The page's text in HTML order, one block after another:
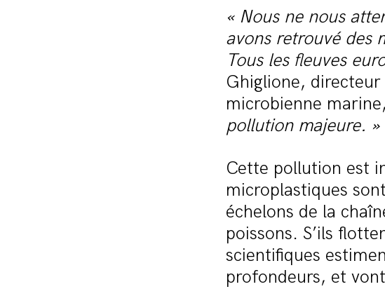
« Nous ne nous
avons retrouvé des
Tous les fleuves
Ghiglione, directeur
microbienne marine,
pollution majeure. »
Cette pollution est
microplastiques
échelons de la
poissons. S’ils
scientifiques
profondeurs, et